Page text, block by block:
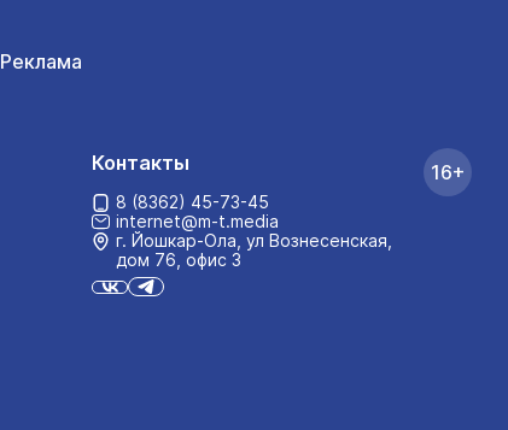
Реклама
Контакты
8 (8362) 45-73-45
internet@m-t.media
г. Йошкар‑Ола, ул Вознесенская,
дом 76, офис 3
16+